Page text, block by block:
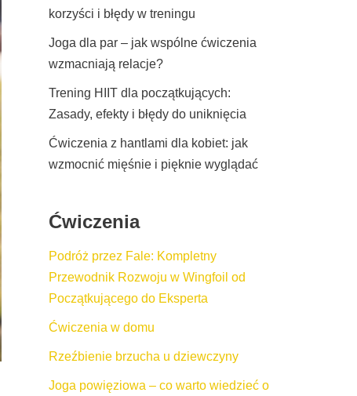
korzyści i błędy w treningu
Joga dla par – jak wspólne ćwiczenia
wzmacniają relacje?
Trening HIIT dla początkujących:
Zasady, efekty i błędy do uniknięcia
Ćwiczenia z hantlami dla kobiet: jak
wzmocnić mięśnie i pięknie wyglądać
Ćwiczenia
Podróż przez Fale: Kompletny
Przewodnik Rozwoju w Wingfoil od
Początkującego do Eksperta
Ćwiczenia w domu
Rzeźbienie brzucha u dziewczyny
Joga powięziowa – co warto wiedzieć o